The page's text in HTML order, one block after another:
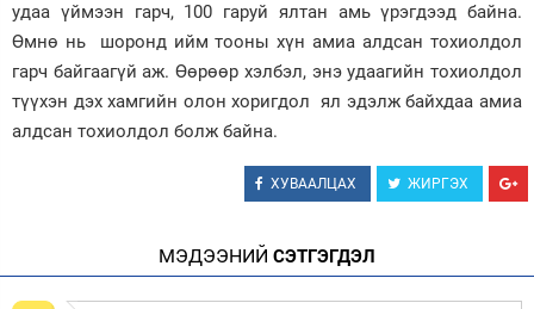
удаа үймээн гарч, 100 гаруй ялтан амь үрэгдээд байна.
Өмнө нь шоронд ийм тооны хүн амиа алдсан тохиолдол
гарч байгаагүй аж. Өөрөөр хэлбэл, энэ удаагийн тохиолдол
түүхэн дэх хамгийн олон хоригдол ял эдэлж байхдаа амиа
алдсан тохиолдол болж байна.
ХУВААЛЦАХ ЖИРГЭХ
МЭДЭЭНИЙ СЭТГЭГДЭЛ